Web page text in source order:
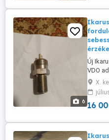
6
Új
VDO
VDO
pólusú
Kostal
X.
16